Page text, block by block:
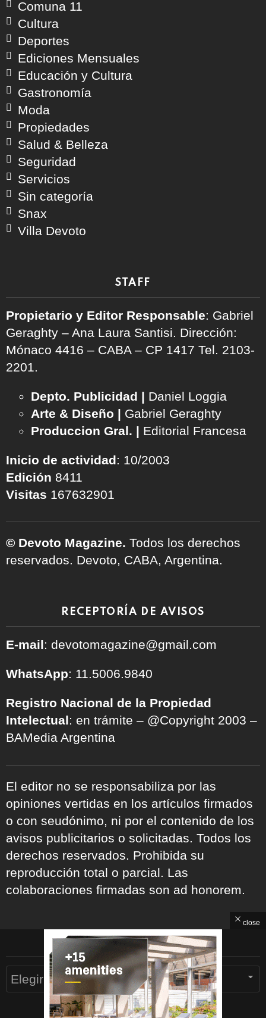
Comuna 11
Cultura
Deportes
Ediciones Mensuales
Educación y Cultura
Gastronomía
Moda
Propiedades
Salud & Belleza
Seguridad
Servicios
Sin categoría
Snax
Villa Devoto
STAFF
Propietario y Editor Responsable: Gabriel
Geraghty – Ana Laura Santisi. Dirección:
Mónaco 4416 – CABA – CP 1417 Tel. 2103-
2201.
Depto. Publicidad | Daniel Loggia
Arte & Diseño | Gabriel Geraghty
Produccion Gral. | Editorial Francesa
Inicio de actividad: 10/2003
Edición 8411
Visitas 167632901
© Devoto Magazine. Todos los derechos
reservados. Devoto, CABA, Argentina.
RECEPTORÍA DE AVISOS
E-mail: devotomagazine@gmail.com
WhatsApp: 11.5006.9840
Registro Nacional de la Propiedad
Intelectual: en trámite – @Copyright 2003 –
BAMedia Argentina
El editor no se responsabiliza por las
opiniones vertidas en los artículos firmados
o con seudónimo, ni por el contenido de los
avisos publicitarios o solicitadas. Todos los
derechos reservados. Prohibida su
reproducción total o parcial. Las
colaboraciones firmadas son ad honorem.
ARCHIVOS
Archivos
close